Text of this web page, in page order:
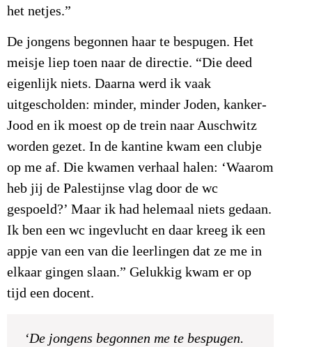
het netjes.”
De jongens begonnen haar te bespugen. Het
meisje liep toen naar de directie. “Die deed
eigenlijk niets. Daarna werd ik vaak
uitgescholden: minder, minder Joden, kanker-
Jood en ik moest op de trein naar Auschwitz
worden gezet. In de kantine kwam een clubje
op me af. Die kwamen verhaal halen: ‘Waarom
heb jij de Palestijnse vlag door de wc
gespoeld?’ Maar ik had helemaal niets gedaan.
Ik ben een wc ingevlucht en daar kreeg ik een
appje van een van die leerlingen dat ze me in
elkaar gingen slaan.” Gelukkig kwam er op
tijd een docent.
‘De jongens begonnen me te bespugen.